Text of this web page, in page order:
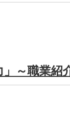
～職業紹